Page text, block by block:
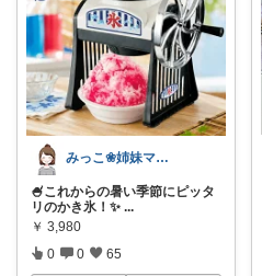
みっこ❀姉妹ママ👭
🍧これからの暑い季節にピッタ
リのかき氷！✨ ...
￥ 3,980
0 0 65